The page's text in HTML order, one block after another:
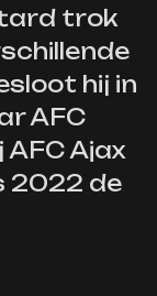
trok
hij in
AFC
AFC Ajax
2022 de